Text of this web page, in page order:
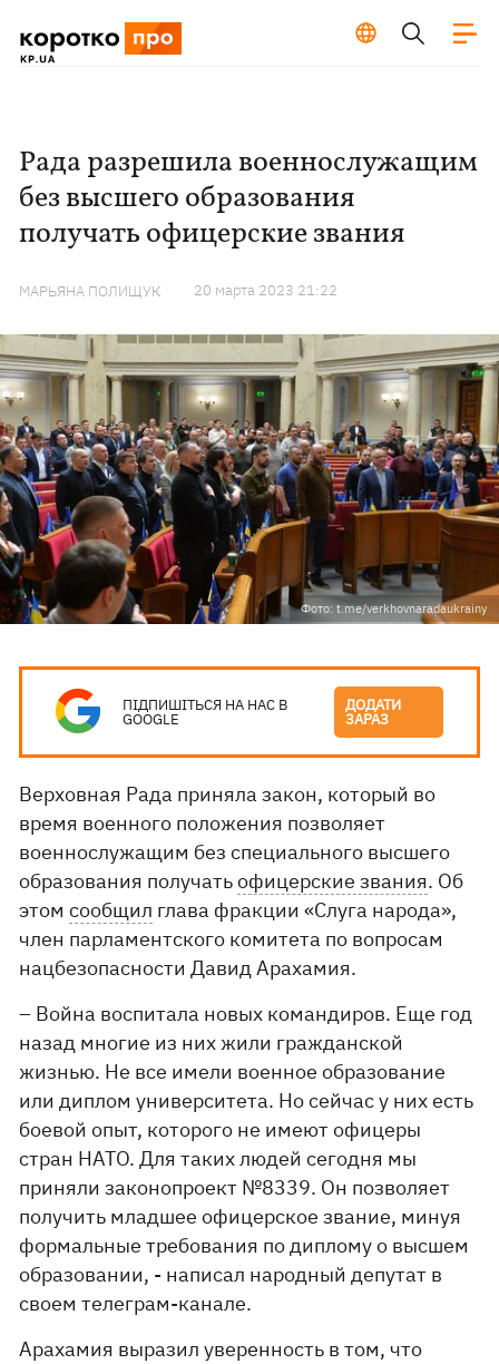
Рада разрешила военнослужащим
без высшего образования
получать офицерские звания
МАРЬЯНА ПОЛИЩУК 20 марта 2023 21:22
Фото: t.me/verkhovnaradaukrainy
ПІДПИШІТЬСЯ НА НАС В
GOOGLE
ДОДАТИ
ЗАРАЗ
Верховная Рада приняла закон, который во
время военного положения позволяет
военнослужащим без специального высшего
образования получатьофицерские звания. Об
этомсообщил глава фракции «Слуга народа»,
член парламентского комитета по вопросам
нацбезопасности Давид Арахамия.
– Война воспитала новых командиров. Еще год
назад многие из них жили гражданской
жизнью. Не все имели военное образование
или диплом университета. Но сейчас у них есть
боевой опыт, которого не имеют офицеры
стран НАТО. Для таких людей сегодня мы
приняли законопроект №8339. Он позволяет
получить младшее офицерское звание, минуя
формальные требования по диплому о высшем
образовании, - написал народный депутат в
своем телеграм-канале.
Арахамия выразил уверенность в том, что